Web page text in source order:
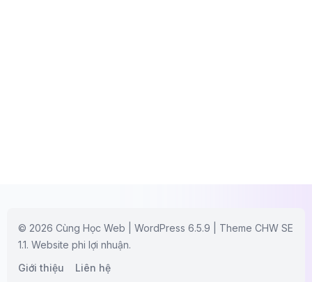
© 2026 Cùng Học Web | WordPress 6.5.9 | Theme CHW SE
1.1. Website phi lợi nhuận.
Giới thiệu
Liên hệ